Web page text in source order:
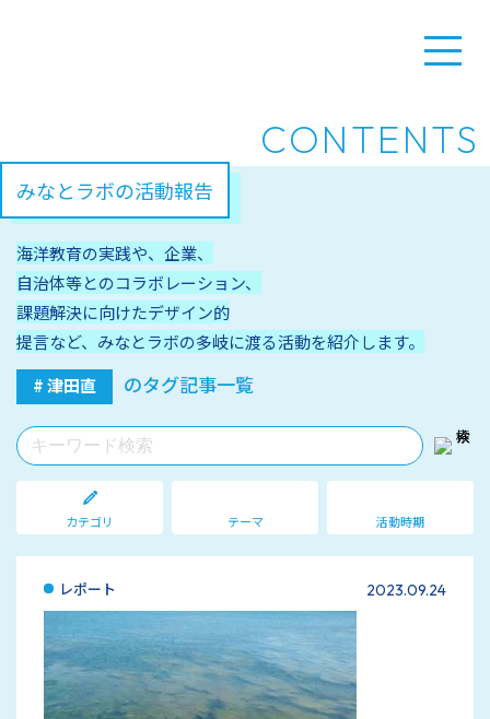
CONTENTS
みなとラボの活動報告
海洋教育の実践や、企業、
自治体等とのコラボレーション、
課題解決に向けたデザイン的
提言など、みなとラボの多岐に渡る活動を紹介します。
カテゴリ テーマ 活動時期
# 津田直 のタグ記事一覧
レポート 2023.09.24